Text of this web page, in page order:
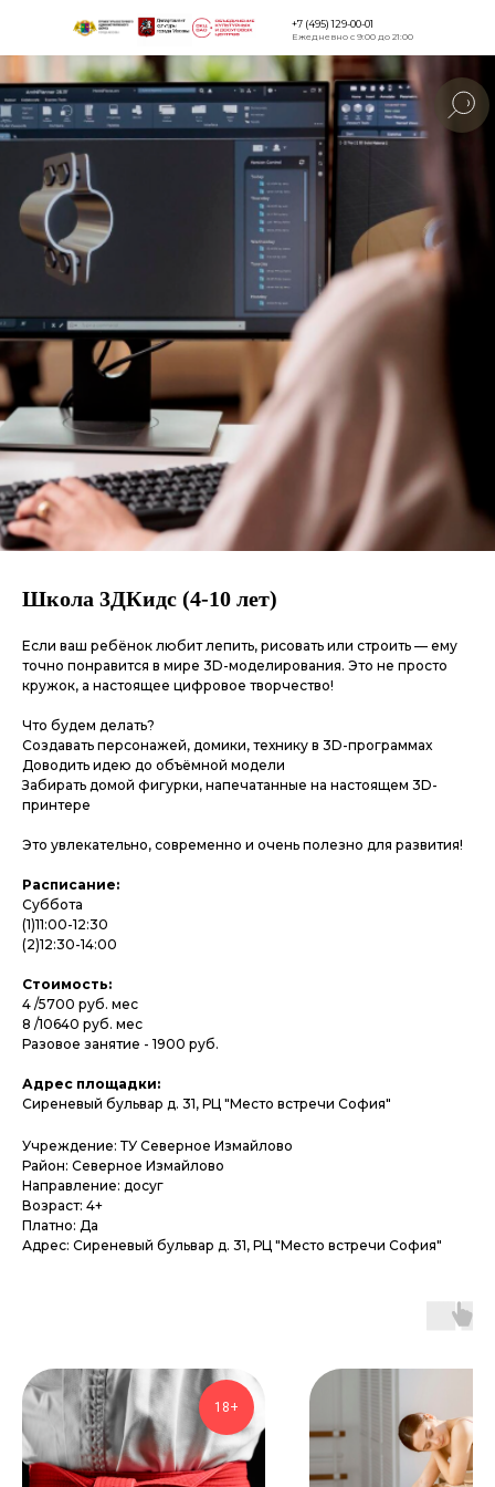
Версия для
+7 (495) 129-00-01
Ежедневно с 9:00 до 21:00
Школа 3ДКидс (4-10 лет)
Если ваш ребёнок любит лепить, рисовать или строить — ему
точно понравится в мире 3D-моделирования. Это не просто
кружок, а настоящее цифровое творчество!
Что будем делать?
Создавать персонажей, домики, технику в 3D-программах
Доводить идею до объёмной модели
Забирать домой фигурки, напечатанные на настоящем 3D-
принтере
Это увлекательно, современно и очень полезно для развития!
Расписание:
Суббота
(1)11:00-12:30
(2)12:30-14:00
Стоимость:
4 /5700 руб. мес
8 /10640 руб. мес
Разовое занятие - 1900 руб.
Адрес площадки:
Сиреневый бульвар д. 31, РЦ "Место встречи София"
Учреждение: ТУ Северное Измайлово
Район: Северное Измайлово
Направление: досуг
Возраст: 4+
Платно: Да
Адрес: Сиреневый бульвар д. 31, РЦ "Место встречи София"
18+